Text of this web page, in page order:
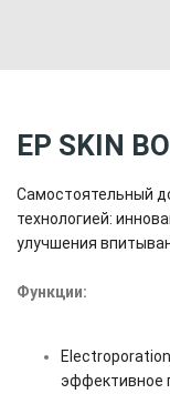
EP SKIN
Самостоятельный
технологией:
улучшения
Функции:
эффективное